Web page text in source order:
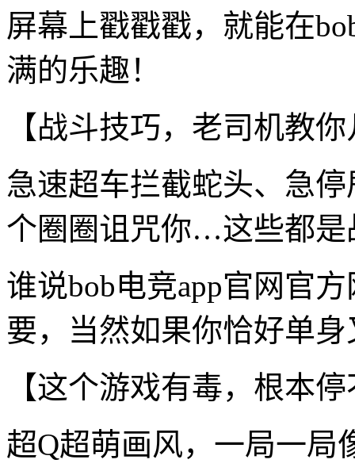
屏幕上戳戳戳，就能在
满的乐趣！
【战斗技巧，老司机教
急速超车拦截蛇头、急
个圈圈诅咒你…这些都是
谁说bob电竞app官网官
要，当然如果你恰好单
【这个游戏有毒，根本
超Q超萌画风，一局一局